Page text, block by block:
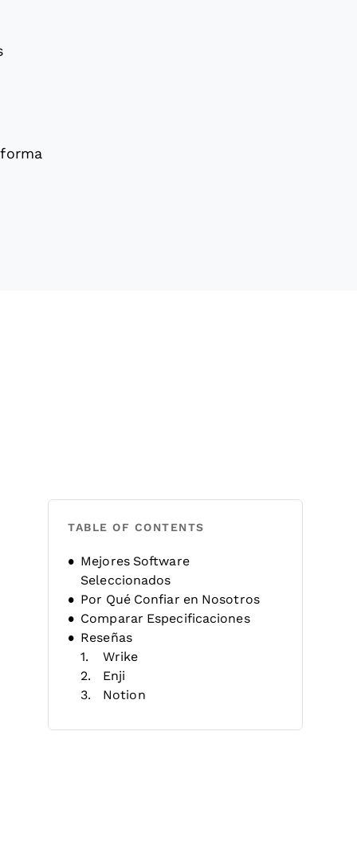
TABLE OF CONTENTS
Mejores Software
Seleccionados
Por Qué Confiar en Nosotros
Comparar Especificaciones
Reseñas
Wrike
Enji
Notion
Adverity